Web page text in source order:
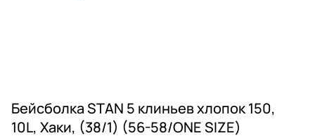
Бейсболка STAN 5 клиньев хлопок 150,
10L, Хаки, (38/1) (56-58/ONE SIZE)